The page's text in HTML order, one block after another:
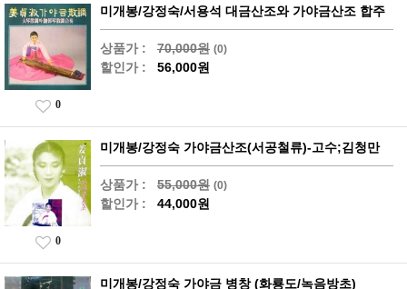
미개봉/강정숙/서용석 대금산조와 가야금산조 합주
상품가 : 70,000원 (0)
할인가 : 56,000원
0
미개봉/강정숙 가야금산조(서공철류)-고수;김청만
상품가 : 55,000원 (0)
할인가 : 44,000원
0
미개봉/강정숙 가야금 병창 (화룡도/녹음방초)